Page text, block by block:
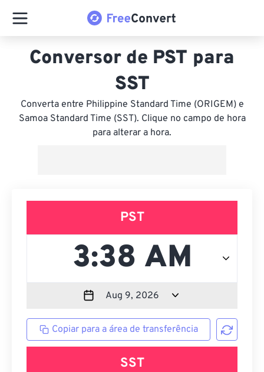
Conversor de PST para
SST
Converta entre Philippine Standard Time (ORIGEM) e
Samoa Standard Time (SST). Clique no campo de hora
para alterar a hora.
PST
Copiar para a área de transferência
SST